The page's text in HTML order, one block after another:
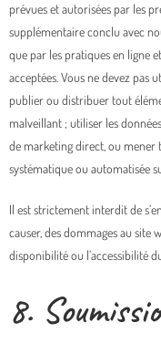
prévues et autorisées par les
supplémentaire conclu avec
que par les pratiques en ligne
acceptées. Vous ne devez pas
publier ou distribuer tout
malveillant ; utiliser les
de marketing direct, ou mener
systématique ou automatisée
Il est strictement interdit de
causer, des dommages au site
disponibilité ou l’accessibilité
8.